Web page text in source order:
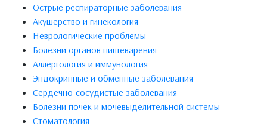
Острые респираторные заболевания
Акушерство и гинекология
Неврологические проблемы
Болезни органов пищеварения
Аллергология и иммунология
Эндокринные и обменные заболевания
Сердечно-сосудистые заболевания
Болезни почек и мочевыделительной системы
Стоматология